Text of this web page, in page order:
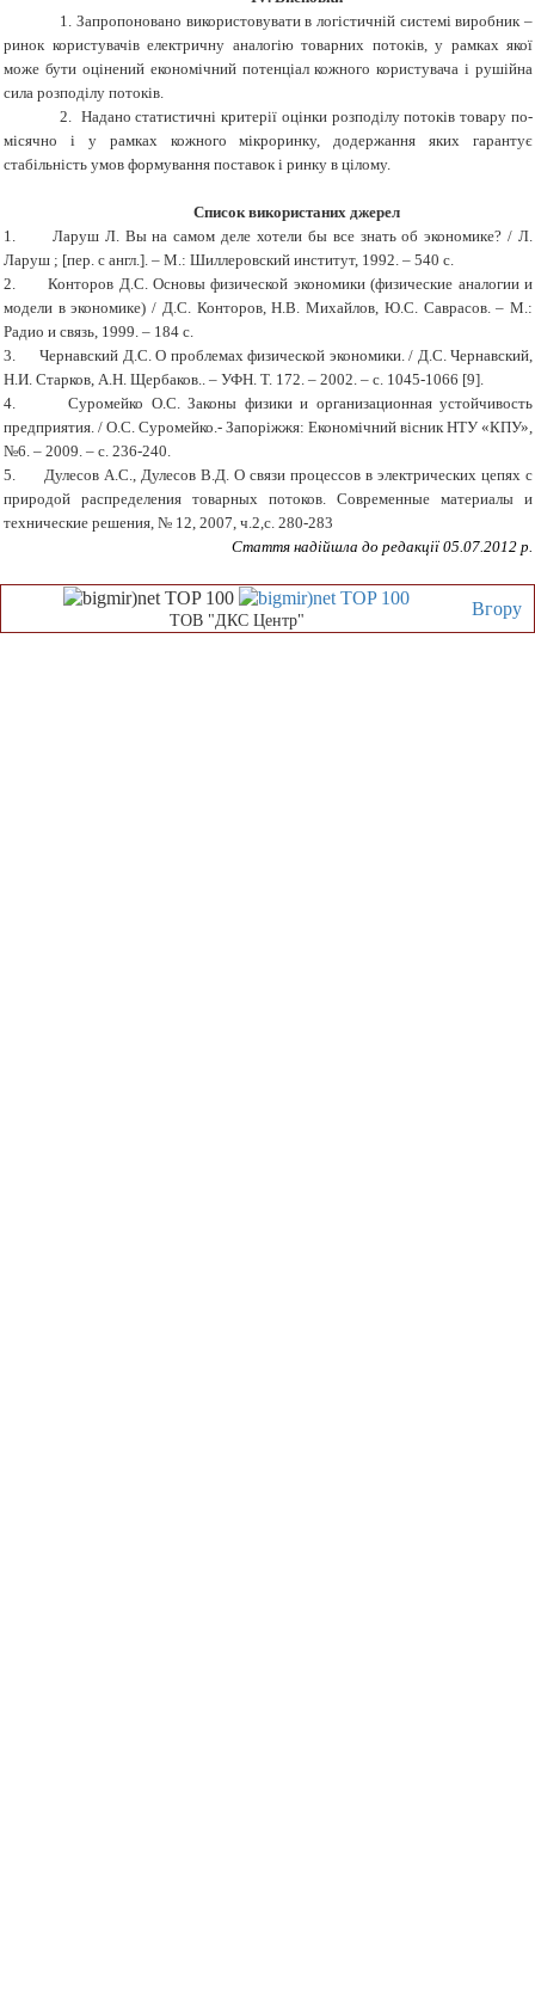
1. Запропоновано використовувати в логістичній системі виробник –
ринок користувачів електричну аналогію товарних потоків, у рамках якої
може бути оцінений економічний потенціал кожного користувача і рушійна
сила розподілу потоків.
2. Надано статистичні критерії оцінки розподілу потоків товару по-
місячно і у рамках кожного мікроринку, додержання яких гарантує
стабільність умов формування поставок і ринку в цілому.
Список використаних джерел
1.
Ларуш Л. Вына самом деле хотели бы все знать об экономике? / Л.
Ларуш ; [пер. с англ.]. – М.: Шиллеровский институт, 1992. – 540 с.
2.
Конторов Д.С. Основы физической экономики (физические аналогии и
модели в экономике) / Д.С. Конторов, Н.В. Михайлов, Ю.С. Саврасов. – М.:
Радио и связь, 1999. – 184 с.
3.
Чернавский Д.С. О проблемах физической экономики. / Д.С. Чернавский,
Н.И. Старков, А.Н. Щербаков.. – УФН. Т. 172. – 2002. – с. 1045-1066 [9].
4.
Суромейко О.С. Законы физики и организационная устойчивость
предприятия. / О.С. Суромейко.- Запоріжжя: Економічний вісник НТУ «КПУ»,
№6. – 2009. – с. 236-240.
5.
Дулесов А.С., Дулесов В.Д. О связи процессов в электрических цепях с
природой распределения товарных потоков. Современные материалы и
технические решения, № 12, 2007, ч.2,с. 280-283
Стаття надійшла до редакції 05.07.2012 р.
Вгору
ТОВ "ДКС Центр"